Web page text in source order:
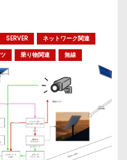
SERVER
ネットワーク関連
乗り物関連 無線